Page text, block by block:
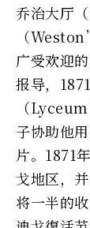
乔治大厅
（
广受欢迎
报导，
（
子协助他
片。1871
戈地区，
将一半的